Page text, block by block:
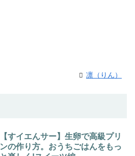
凛（りん）
【すイエんサー】生卵で高級プリ
ンの作り方。おうちごはんをもっ